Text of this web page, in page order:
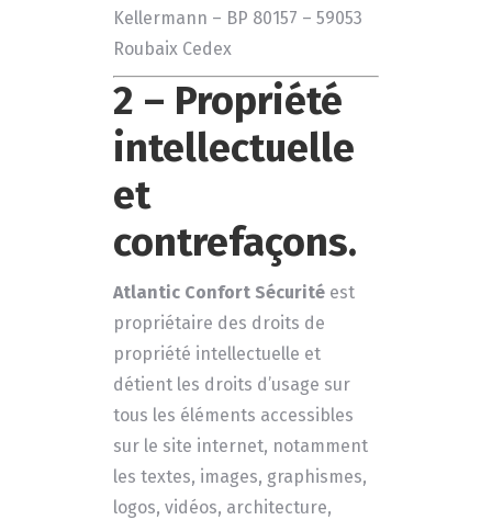
Kellermann – BP 80157 – 59053
Roubaix Cedex
2 – Propriété
intellectuelle
et
contrefaçons.
Atlantic Confort Sécurité est
propriétaire des droits de
propriété intellectuelle et
détient les droits d’usage sur
tous les éléments accessibles
sur le site internet, notamment
les textes, images, graphismes,
logos, vidéos, architecture,